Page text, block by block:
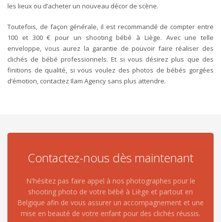
les lieux ou d’acheter un nouveau décor de scène.
Toutefois, de façon générale, il est recommandé de compter entre
100 et 300 € pour un shooting bébé à Liège. Avec une telle
enveloppe, vous aurez la garantie de pouvoir faire réaliser des
clichés de bébé professionnels. Et si vous désirez plus que des
finitions de qualité, si vous voulez des photos de bébés gorgées
d’émotion, contactez Ilam Agency sans plus attendre.
Contactez-nous dès maintenant
N'hésitez pas faire appel à nos photographes pour le
shooting photo de votre bébé à Liège et partout en
Belgique afin de vous assurer un accompagnement et une
mise en beauté de votre enfant pour des clichés réussis.